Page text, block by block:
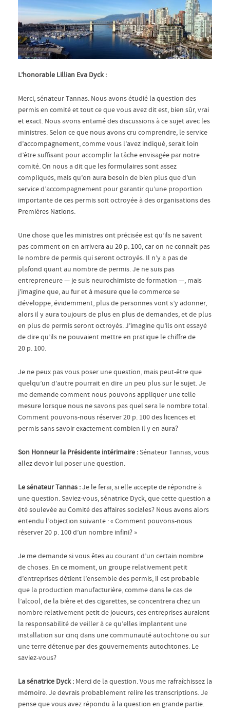
L’honorable Lillian Eva Dyck :
Merci, sénateur Tannas. Nous avons étudié la question des
permis en comité et tout ce que vous avez dit est, bien sûr, vrai
et exact. Nous avons entamé des discussions à ce sujet avec les
ministres. Selon ce que nous avons cru comprendre, le service
d’accompagnement, comme vous l’avez indiqué, serait loin
d’être suffisant pour accomplir la tâche envisagée par notre
comité. On nous a dit que les formulaires sont assez
compliqués, mais qu’on aura besoin de bien plus que d’un
service d’accompagnement pour garantir qu’une proportion
importante de ces permis soit octroyée à des organisations des
Premières Nations.
Une chose que les ministres ont précisée est qu’ils ne savent
pas comment on en arrivera au 20 p. 100, car on ne connaît pas
le nombre de permis qui seront octroyés. Il n’y a pas de
plafond quant au nombre de permis. Je ne suis pas
entrepreneure — je suis neurochimiste de formation —, mais
j’imagine que, au fur et à mesure que le commerce se
développe, évidemment, plus de personnes vont s’y adonner,
alors il y aura toujours de plus en plus de demandes, et de plus
en plus de permis seront octroyés. J’imagine qu’ils ont essayé
de dire qu’ils ne pouvaient mettre en pratique le chiffre de
20 p. 100.
Je ne peux pas vous poser une question, mais peut-être que
quelqu’un d’autre pourrait en dire un peu plus sur le sujet. Je
me demande comment nous pouvons appliquer une telle
mesure lorsque nous ne savons pas quel sera le nombre total.
Comment pouvons-nous réserver 20 p. 100 des licences et
permis sans savoir exactement combien il y en aura?
Son Honneur la Présidente intérimaire :Sénateur Tannas, vous
allez devoir lui poser une question.
Le sénateur Tannas :Je le ferai, si elle accepte de répondre à
une question. Saviez-vous, sénatrice Dyck, que cette question a
été soulevée au Comité des affaires sociales? Nous avons alors
entendu l’objection suivante : « Comment pouvons-nous
réserver 20 p. 100 d’un nombre infini? »
Je me demande si vous êtes au courant d’un certain nombre
de choses. En ce moment, un groupe relativement petit
d’entreprises détient l’ensemble des permis; il est probable
que la production manufacturière, comme dans le cas de
l’alcool, de la bière et des cigarettes, se concentrera chez un
nombre relativement petit de joueurs; ces entreprises auraient
la responsabilité de veiller à ce qu’elles implantent une
installation sur cinq dans une communauté autochtone ou sur
une terre détenue par des gouvernements autochtones. Le
saviez-vous?
La sénatrice Dyck : Merci de la question. Vous me rafraîchissez la
mémoire. Je devrais probablement relire les transcriptions. Je
pense que vous avez répondu à la question en grande partie.